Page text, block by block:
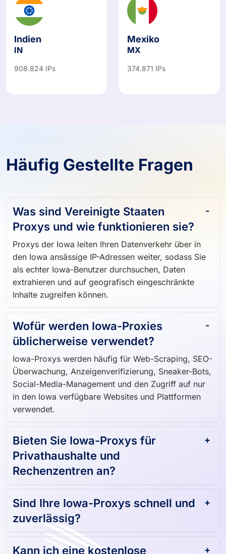
Indien
IN
908.824 IPs
Mexiko
MX
374.871 IPs
Häufig Gestellte Fragen
Was sind Vereinigte Staaten
Proxys und wie funktionieren sie?
Proxys der Iowa leiten Ihren Datenverkehr über in
den Iowa ansässige IP-Adressen weiter, sodass Sie
als echter Iowa-Benutzer durchsuchen, Daten
extrahieren und auf geografisch eingeschränkte
Inhalte zugreifen können.
Wofür werden Iowa-Proxies
üblicherweise verwendet?
Iowa-Proxys werden häufig für Web-Scraping, SEO-
Überwachung, Anzeigenverifizierung, Sneaker-Bots,
Social-Media-Management und den Zugriff auf nur
in den Iowa verfügbare Websites und Plattformen
verwendet.
Bieten Sie Iowa-Proxys für
Privathaushalte und
Rechenzentren an?
Sind Ihre Iowa-Proxys schnell und
zuverlässig?